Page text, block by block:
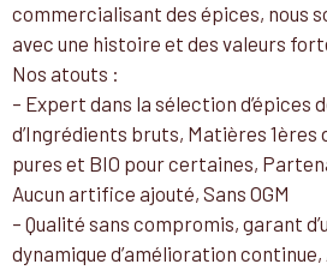
commercialisant des épices, nous
avec une histoire et des valeurs
Nos atouts :
– Expert dans la sélection d’épices
d’Ingrédients bruts, Matières 1ères
pures et BIO pour certaines,
Aucun artifice ajouté, Sans OGM
– Qualité sans compromis, garant
dynamique d’amélioration continue,